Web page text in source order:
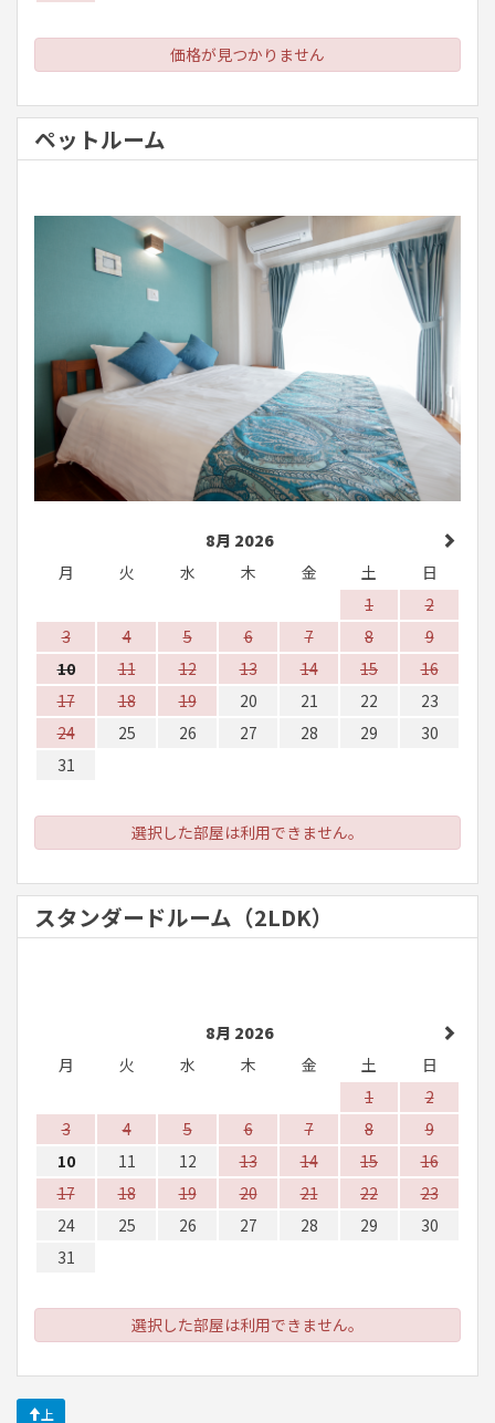
価格が見つかりません
ペットルーム
8月 2026
月
火 水 木 金 土
日
1
2
3
4 5 6 7 8
9
10
11 12 13 14 15
16
17
18 19 20 21 22
23
24
25 26 27 28 29
30
31
選択した部屋は利用できません。
スタンダードルーム（2LDK）
8月 2026
月
火 水 木 金 土
日
1
2
3
4 5 6 7 8
9
10
11 12 13 14 15
16
17
18 19 20 21 22
23
24
25 26 27 28 29
30
31
選択した部屋は利用できません。
上